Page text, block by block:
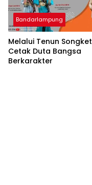
Bandarlampung
Melalui Tenun Songket
Cetak Duta Bangsa
Berkarakter